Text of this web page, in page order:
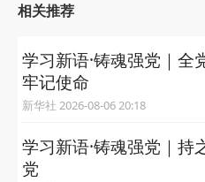
相关推荐
学习新语·铸魂强党｜全
牢记使命
新华社 2026-08-06 20:18
学习新语·铸魂强党｜持
党